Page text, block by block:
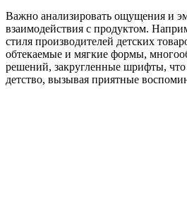
Важно анализировать ощущения и
взаимодействия с продуктом.
стиля производителей детских
обтекаемые и мягкие формы,
решений, закругленные шрифты, что
детство, вызывая приятные